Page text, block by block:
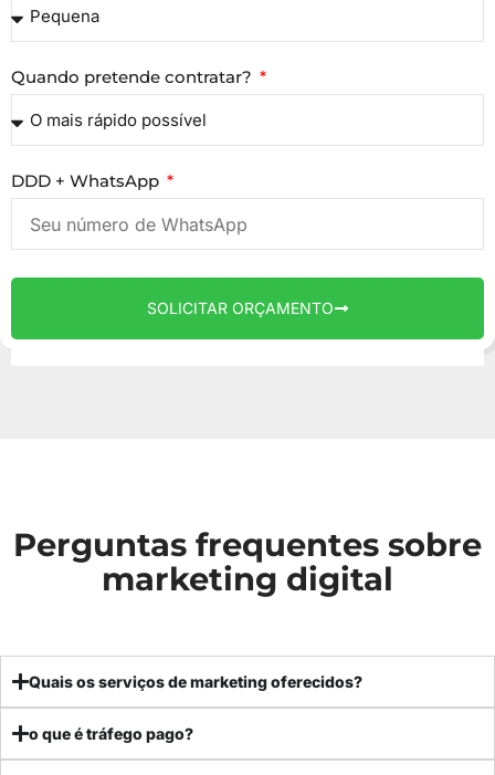
Quando pretende contratar?
DDD + WhatsApp
SOLICITAR ORÇAMENTO
Perguntas frequentes sobre
marketing digital
Quais os serviços de marketing oferecidos?
o que é tráfego pago?